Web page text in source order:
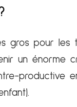
gros pour les
un énorme
productive